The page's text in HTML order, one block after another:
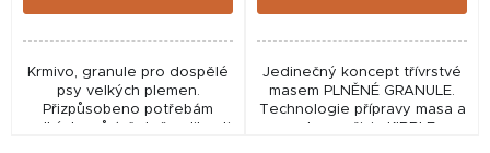
5
hvězdiček.
Krmivo, granule pro dospělé
psy velkých plemen.
Přizpůsobeno potřebám
velkých psů (včetně velikosti
Jedinečný koncept třívrstvé
masem PLNĚNÉ GRANULE.
Technologie přípravy masa a
ochrany živin KIBBLE